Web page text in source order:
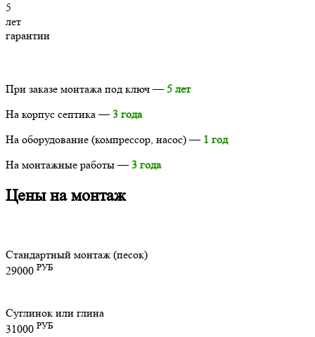
5
лет
гарантии
При заказе монтажа под ключ —5 лет
На корпус септика —3 года
На оборудование (компрессор, насос) — 1 год
На монтажные работы —3 года
Цены на монтаж
Стандартный монтаж (песок)
29000 РУБ
Суглинок или глина
31000 РУБ